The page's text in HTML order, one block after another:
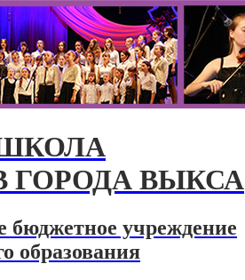
ГОРОДА ВЫКСА
учреждение
образования